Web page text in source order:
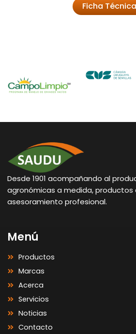
Ficha Técnica
Desde 1901 acompañando al
agronómicas a medida, productos
asesoramiento profesional.
Menú
Productos
Marcas
Acerca
Servicios
Noticias
Contacto